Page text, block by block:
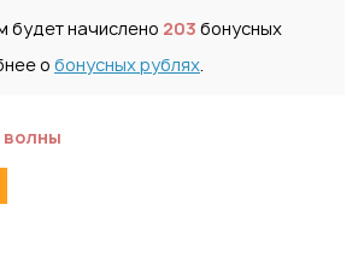
будет начислено 203 бонусных
о бонусных рублях.
волны